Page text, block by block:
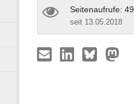
Seitenaufrufe: 49
seit 13.05.2018